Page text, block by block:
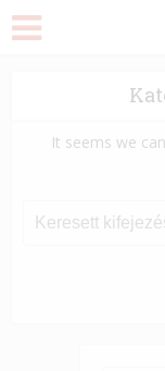
It seems we